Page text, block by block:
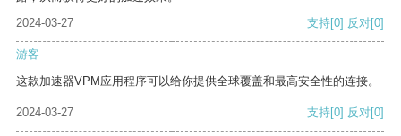
2024-03-27
支持[0] 反对[0]
游客
这款加速器VPM应用程序可以给你提供全球覆盖和最高安全性的连接。
2024-03-27 支持[0] 反对[0]